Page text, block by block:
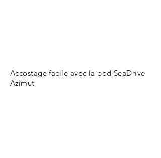
Accostage facile avec la pod SeaDrive
Azimut